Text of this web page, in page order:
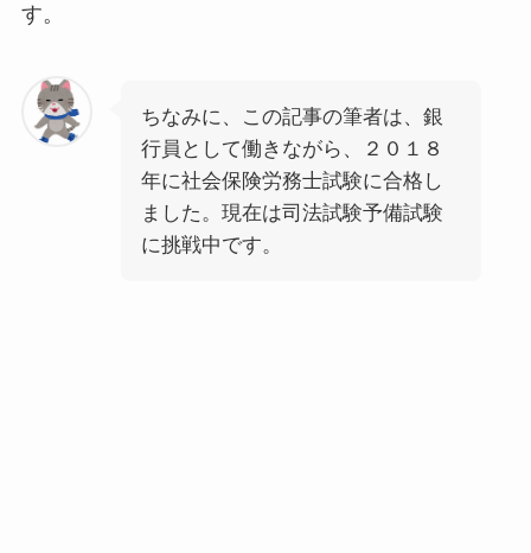
す。
ちなみに、この記事の筆者は、銀
行員として働きながら、２０１８
年に社会保険労務士試験に合格し
ました。現在は司法試験予備試験
に挑戦中です。